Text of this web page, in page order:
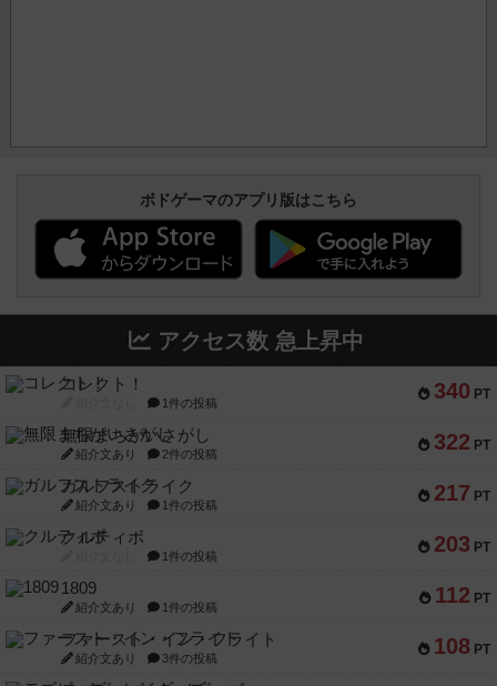
ボドゲーマのアプリ版はこちら
アクセス数 急上昇中
340 PT
コレクト！
1件の投稿
322 PT
無限まちがいさがし
紹介文あり 2件の投稿
217 PT
ガルフストライク
紹介文あり 1件の投稿
203 PT
クルティボ
1件の投稿
112 PT
1809
紹介文あり 1件の投稿
108 PT
ファースト・イン・フライト
紹介文あり 3件の投稿